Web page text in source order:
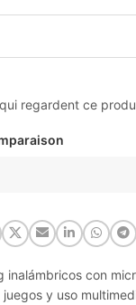
regardent ce
inalámbricos con
juegos y uso